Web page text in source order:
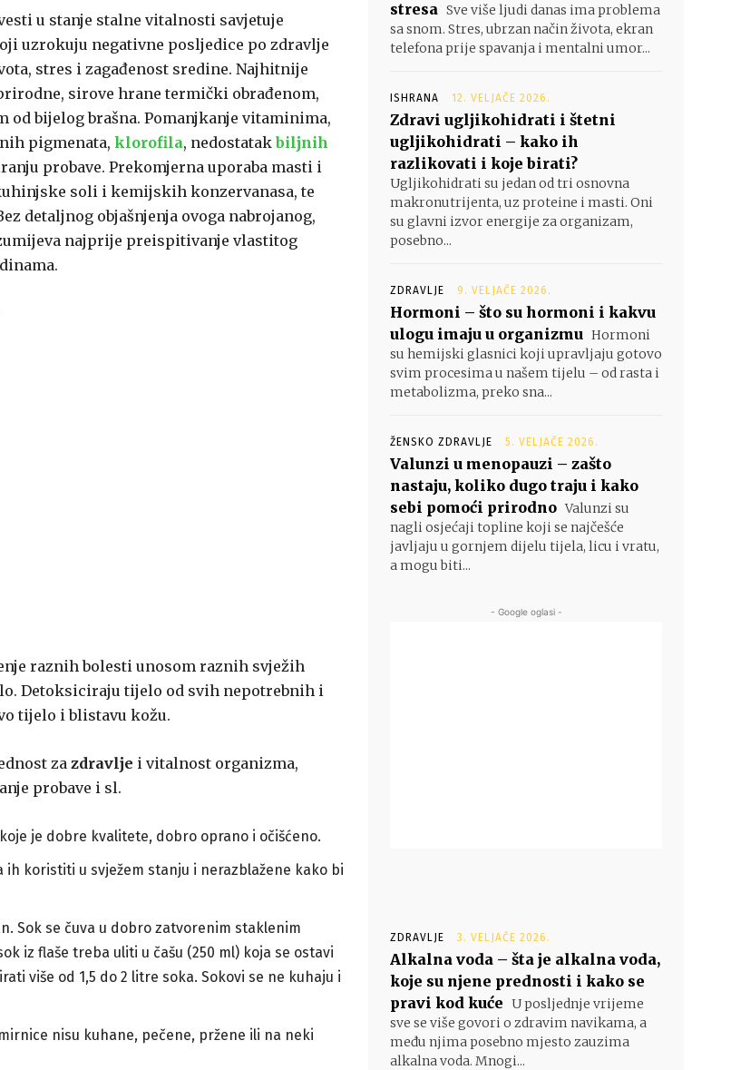
u stanje stalne vitalnosti savjetuje
uzrokuju negativne posljedice po zdravlje
stres i zagađenost sredine. Najhitnije
sirove hrane termički obrađenom,
bijelog brašna. Pomanjkanje vitaminima,
pigmenata, klorofila, nedostatak biljnih
probave. Prekomjerna uporaba masti i
soli i kemijskih konzervanasa, te
detaljnog objašnjenja ovoga nabrojanog,
najprije preispitivanje vlastitog
raznih bolesti unosom raznih svježih
Detoksiciraju tijelo od svih nepotrebnih i
tijelo i blistavu kožu.
za zdravlje i vitalnost organizma,
probave i sl.
je dobre kvalitete, dobro oprano i očišćeno.
koristiti u svježem stanju i nerazblažene kako bi
Sok se čuva u dobro zatvorenim staklenim
iz flaše treba uliti u čašu (250 ml) koja se ostavi
više od 1,5 do 2 litre soka. Sokovi se ne kuhaju i
nisu kuhane, pečene, pržene ili na neki
stresa Sve više ljudi danas ima problema
sa snom. Stres, ubrzan način života, ekran
telefona prije spavanja i mentalni umor...
ISHRANA 12. VELJAČE 2026.
Zdravi ugljikohidrati i štetni
ugljikohidrati – kako ih
razlikovati i koje birati?
Ugljikohidrati su jedan od tri osnovna
makronutrijenta, uz proteine i masti. Oni
su glavni izvor energije za organizam,
posebno...
ZDRAVLJE 9. VELJAČE 2026.
Hormoni – što su hormoni i kakvu
ulogu imaju u organizmu Hormoni
su hemijski glasnici koji upravljaju gotovo
svim procesima u našem tijelu – od rasta i
metabolizma, preko sna...
ŽENSKO ZDRAVLJE 5. VELJAČE 2026.
Valunzi u menopauzi – zašto
nastaju, koliko dugo traju i kako
sebi pomoći prirodno Valunzi su
nagli osjećaji topline koji se najčešće
javljaju u gornjem dijelu tijela, licu i vratu,
a mogu biti...
- Google oglasi -
ZDRAVLJE 3. VELJAČE 2026.
Alkalna voda – šta je alkalna voda,
koje su njene prednosti i kako se
pravi kod kuće U posljednje vrijeme
sve se više govori o zdravim navikama, a
među njima posebno mjesto zauzima
alkalna voda. Mnogi...